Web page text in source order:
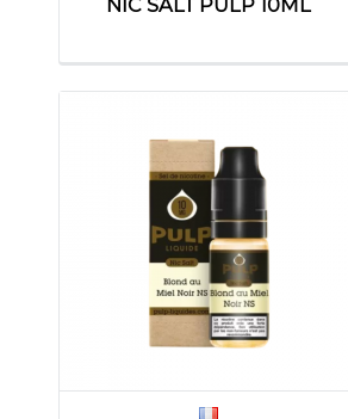
NIC SALT PULP 10ML